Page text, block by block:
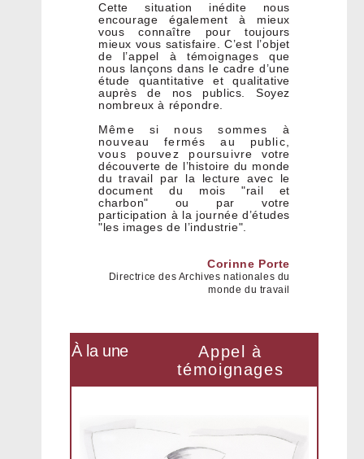
Cette situation inédite nous
encourage également à mieux
vous connaître pour toujours
mieux vous satisfaire. C’est l’objet
de l’appel à témoignages que
nous lançons dans le cadre d’une
étude quantitative et qualitative
auprès de nos publics. Soyez
nombreux à répondre.
Même si nous sommes à
nouveau fermés au public,
vous pouvez poursuivre votre
découverte de l’histoire du monde
du travail par la lecture avec le
document du mois "rail et
charbon" ou par votre
participation à la journée d’études
"les images de l’industrie".
Corinne Porte
Directrice des Archives nationales du
monde du travail
À la une
Appel à
témoignages